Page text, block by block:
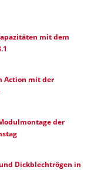
mit dem
Action mit der
der
Dickblechtrögen in